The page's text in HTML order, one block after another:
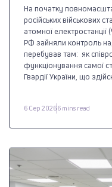
На початку
російських військових
атомної
РФ зайняли контроль
перебував там: як
функціонування самої
Гвардії України, що
6 Сер 20266 mins read